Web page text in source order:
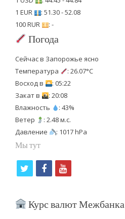
1 EUR
: 51.30 - 52.08
100 RUR
: -
Погода
Сейчас в Запорожье ясно
Температура
: 26.07°C
Восход в
: 05:22
Закат в
: 20:08
Влажность
: 43%
Ветер
: 2.48 м.с.
Давление
: 1017 hPa
Мы тут
i
f
c
y
u
Курс валют Межбанка